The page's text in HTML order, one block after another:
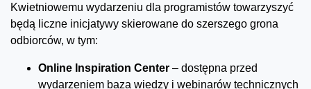
Kwietniowemu wydarzeniu dla programistów towarzyszyć
będą liczne inicjatywy skierowane do szerszego grona
odbiorców, w tym:
Online Inspiration Center – dostępna przed
wydarzeniem baza wiedzy i webinarów technicznych